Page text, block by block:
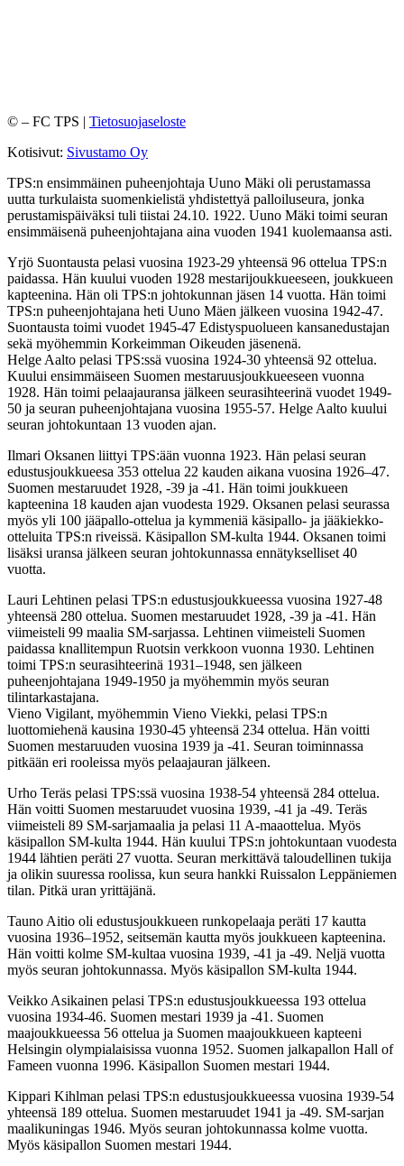
© – FC TPS | Tietosuojaseloste
Kotisivut: Sivustamo Oy
TPS:n ensimmäinen puheenjohtaja Uuno Mäki oli perustamassa
uutta turkulaista suomenkielistä yhdistettyä palloiluseura, jonka
perustamispäiväksi tuli tiistai 24.10. 1922. Uuno Mäki toimi seuran
ensimmäisenä puheenjohtajana aina vuoden 1941 kuolemaansa asti.
Yrjö Suontausta pelasi vuosina 1923-29 yhteensä 96 ottelua TPS:n
paidassa. Hän kuului vuoden 1928 mestarijoukkueeseen, joukkueen
kapteenina. Hän oli TPS:n johtokunnan jäsen 14 vuotta. Hän toimi
TPS:n puheenjohtajana heti Uuno Mäen jälkeen vuosina 1942-47.
Suontausta toimi vuodet 1945-47 Edistyspuolueen kansanedustajan
sekä myöhemmin Korkeimman Oikeuden jäsenenä.
Helge Aalto pelasi TPS:ssä vuosina 1924-30 yhteensä 92 ottelua.
Kuului ensimmäiseen Suomen mestaruusjoukkueeseen vuonna
1928. Hän toimi pelaajauransa jälkeen seurasihteerinä vuodet 1949-
50 ja seuran puheenjohtajana vuosina 1955-57. Helge Aalto kuului
seuran johtokuntaan 13 vuoden ajan.
Ilmari Oksanen liittyi TPS:ään vuonna 1923. Hän pelasi seuran
edustusjoukkueesa 353 ottelua 22 kauden aikana vuosina 1926–47.
Suomen mestaruudet 1928, -39 ja -41. Hän toimi joukkueen
kapteenina 18 kauden ajan vuodesta 1929. Oksanen pelasi seurassa
myös yli 100 jääpallo-ottelua ja kymmeniä käsipallo- ja jääkiekko-
otteluita TPS:n riveissä. Käsipallon SM-kulta 1944. Oksanen toimi
lisäksi uransa jälkeen seuran johtokunnassa ennätykselliset 40
vuotta.
Lauri Lehtinen pelasi TPS:n edustusjoukkueessa vuosina 1927-48
yhteensä 280 ottelua. Suomen mestaruudet 1928, -39 ja -41. Hän
viimeisteli 99 maalia SM-sarjassa. Lehtinen viimeisteli Suomen
paidassa knallitempun Ruotsin verkkoon vuonna 1930. Lehtinen
toimi TPS:n seurasihteerinä 1931–1948, sen jälkeen
puheenjohtajana 1949-1950 ja myöhemmin myös seuran
tilintarkastajana.
Vieno Vigilant, myöhemmin Vieno Viekki, pelasi TPS:n
luottomiehenä kausina 1930-45 yhteensä 234 ottelua. Hän voitti
Suomen mestaruuden vuosina 1939 ja -41. Seuran toiminnassa
pitkään eri rooleissa myös pelaajauran jälkeen.
Urho Teräs pelasi TPS:ssä vuosina 1938-54 yhteensä 284 ottelua.
Hän voitti Suomen mestaruudet vuosina 1939, -41 ja -49. Teräs
viimeisteli 89 SM-sarjamaalia ja pelasi 11 A-maaottelua. Myös
käsipallon SM-kulta 1944. Hän kuului TPS:n johtokuntaan vuodesta
1944 lähtien peräti 27 vuotta. Seuran merkittävä taloudellinen tukija
ja olikin suuressa roolissa, kun seura hankki Ruissalon Leppäniemen
tilan. Pitkä uran yrittäjänä.
Tauno Aitio oli edustusjoukkueen runkopelaaja peräti 17 kautta
vuosina 1936–1952, seitsemän kautta myös joukkueen kapteenina.
Hän voitti kolme SM-kultaa vuosina 1939, -41 ja -49. Neljä vuotta
myös seuran johtokunnassa. Myös käsipallon SM-kulta 1944.
Veikko Asikainen pelasi TPS:n edustusjoukkueessa 193 ottelua
vuosina 1934-46. Suomen mestari 1939 ja -41. Suomen
maajoukkueessa 56 ottelua ja Suomen maajoukkueen kapteeni
Helsingin olympialaisissa vuonna 1952. Suomen jalkapallon Hall of
Fameen vuonna 1996. Käsipallon Suomen mestari 1944.
Kippari Kihlman pelasi TPS:n edustusjoukkueessa vuosina 1939-54
yhteensä 189 ottelua. Suomen mestaruudet 1941 ja -49. SM-sarjan
maalikuningas 1946. Myös seuran johtokunnassa kolme vuotta.
Myös käsipallon Suomen mestari 1944.